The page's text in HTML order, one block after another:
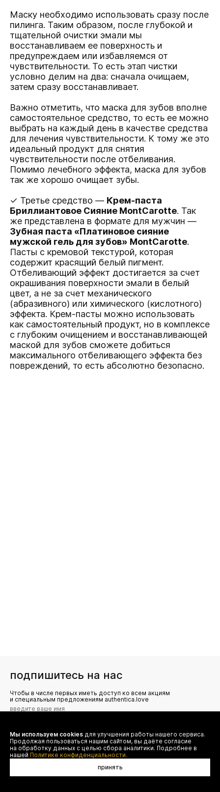
Маску необходимо использовать сразу после
пилинга. Таким образом, после глубокой и
тщательной очистки эмали мы
восстанавливаем ее поверхность и
предупреждаем или избавляемся от
чувствительности. То есть этап чистки
условно делим на два: сначала очищаем,
затем сразу восстанавливает.
Важно отметить, что маска для зубов вполне
самостоятельное средство, то есть ее можно
выбрать на каждый день в качестве средства
для лечения чувствительности. К тому же это
идеальный продукт для снятия
чувствительности после отбеливания.
Помимо лечебного эффекта, маска для зубов
так же хорошо очищает зубы.
✓ Третье средство — Крем-паста
Бриллиантовое Сияние MontCarotte. Так
же представлена в формате для мужчин —
Зубная паста «Платиновое сияние
мужской гель для зубов» MontCarotte.
Пасты с кремовой текстурой, которая
содержит красящий белый пигмент.
Отбеливающий эффект достигается за счет
окрашивания поверхности эмали в белый
цвет, а не за счет механического
(абразивного) или химического (кислотного)
эффекта. Крем-пасты можно использовать
как самостоятельный продукт, но в комплексе
с глубоким очищением и восстанавливающей
маской для зубов сможете добиться
максимального отбеливающего эффекта без
повреждений, то есть абсолютно безопасно.
подпишитесь на нас
Чтобы в числе первых иметь доступ ко всем акциям
и специальным предложениям authentica.love
Я даю согласие на сбор, обработку и хранение моих
персональных данных (имя, email, телефон) для получения
рекламных и информационных рассылок от ООО 'БТ
Юнайтед', а также ознакомлен(а) с
Политикой конфиденциальности
Мы используем cookies для улучшения работы нашего сервиса.
Продолжая пользоваться нашим сайтом, вы даёте согласие
на обработку данных с целью сбора аналитики. Подробнее в
нашей Политике конфиденциальности.
принять